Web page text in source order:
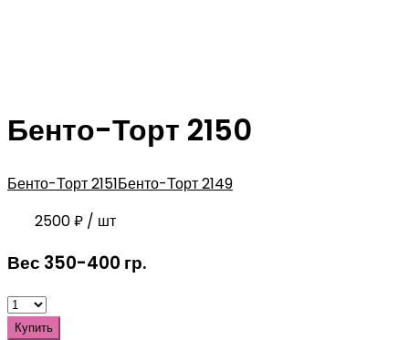
Бенто-Торт 2150
Бенто-Торт 2151Бенто-Торт 2149
2500₽ / шт
Вес 350-400 гр.
Купить